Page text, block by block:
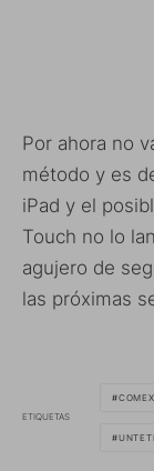
Por ahora no
método y es
iPad y el
Touch no lo
agujero de
las próximas
ETIQUETAS
COMEX